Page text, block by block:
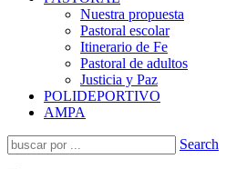
Nuestra propuesta
Pastoral escolar
Itinerario de Fe
Pastoral de adultos
Justicia y Paz
POLIDEPORTIVO
AMPA
Search